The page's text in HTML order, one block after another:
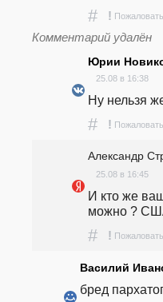
# !
Комментарий удалён
Юрии
25.08 в 16:38
Ну нельзя
# !
Александр
25.08 в 16:45
И кто же
можно ?
# !
Василий
бред